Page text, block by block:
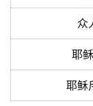
众
耶
耶稣